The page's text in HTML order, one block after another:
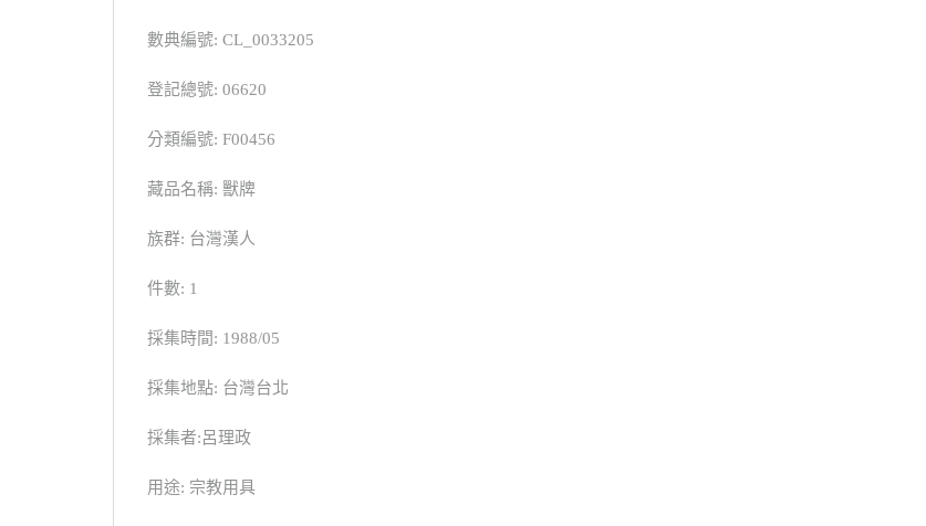
數典編號: CL_0033205
登記總號: 06620
分類編號: F00456
藏品名稱: 獸牌
族群: 台灣漢人
件數: 1
採集時間: 1988/05
採集地點: 台灣台北
採集者:呂理政
用途: 宗教用具